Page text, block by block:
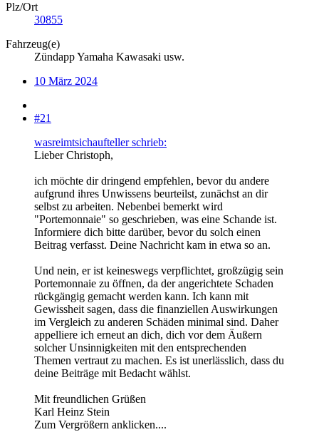
Plz/Ort
30855
Fahrzeug(e)
Zündapp Yamaha Kawasaki usw.
10 März 2024
#21
wasreimtsichaufteller schrieb:
Lieber Christoph,
ich möchte dir dringend empfehlen, bevor du andere
aufgrund ihres Unwissens beurteilst, zunächst an dir
selbst zu arbeiten. Nebenbei bemerkt wird
"Portemonnaie" so geschrieben, was eine Schande ist.
Informiere dich bitte darüber, bevor du solch einen
Beitrag verfasst. Deine Nachricht kam in etwa so an.
Und nein, er ist keineswegs verpflichtet, großzügig sein
Portemonnaie zu öffnen, da der angerichtete Schaden
rückgängig gemacht werden kann. Ich kann mit
Gewissheit sagen, dass die finanziellen Auswirkungen
im Vergleich zu anderen Schäden minimal sind. Daher
appelliere ich erneut an dich, dich vor dem Äußern
solcher Unsinnigkeiten mit den entsprechenden
Themen vertraut zu machen. Es ist unerlässlich, dass du
deine Beiträge mit Bedacht wählst.
Mit freundlichen Grüßen
Karl Heinz Stein
Zum Vergrößern anklicken....